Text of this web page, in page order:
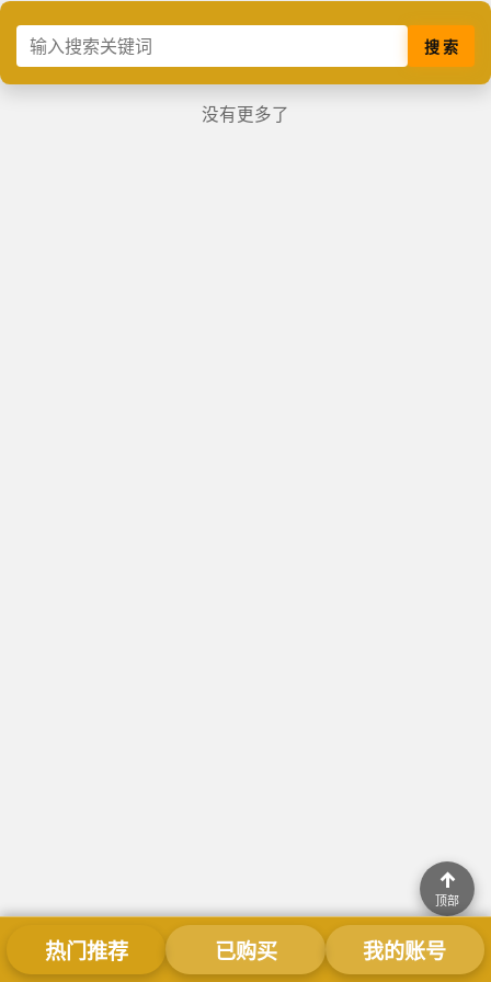
搜 索
没有更多了
热门推荐 已购买 我的账号
↑
顶部